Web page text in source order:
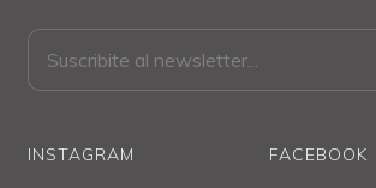
INSTAGRAM FACEBOOK